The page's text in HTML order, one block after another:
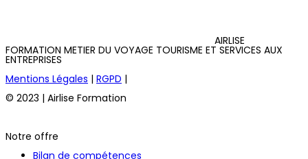
AIRLISE
FORMATION METIER DU VOYAGE TOURISME ET SERVICES AUX
ENTREPRISES
Mentions Légales | RGPD |
© 2023 | Airlise Formation
Notre offre
Bilan de compétences